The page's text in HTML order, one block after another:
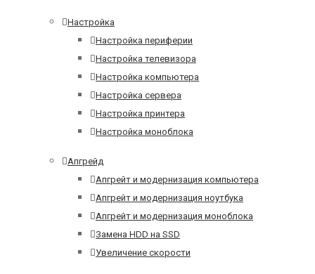
Настройка
Настройка периферии
Настройка телевизора
Настройка компьютера
Настройка сервера
Настройка принтера
Настройка моноблока
Апгрейд
Апгрейт и модернизация компьютера
Апгрейт и модернизация ноутбука
Апгрейт и модернизация моноблока
Замена HDD на SSD
Увеличение скорости